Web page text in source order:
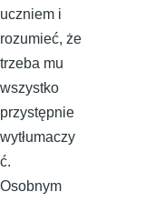
uczniem i
rozumieć, że
trzeba mu
wszystko
przystępnie
wytłumaczy
ć.
Osobnym